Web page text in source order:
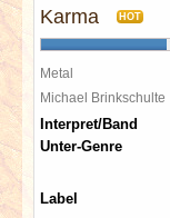
Karma HOT
Metal
Michael Brinkschulte
Interpret/Band
Unter-Genre
Label